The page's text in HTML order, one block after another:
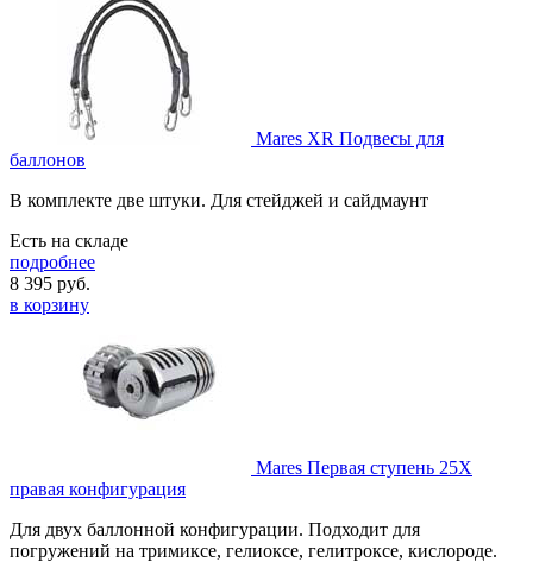
Mares XR Подвесы для
баллонов
В комплекте две штуки. Для стейджей и сайдмаунт
Есть на складе
подробнее
8 395 руб.
в корзину
Mares Первая ступень 25X
правая конфигурация
Для двух баллонной конфигурации. Подходит для
погружений на тримиксе, гелиоксе, гелитроксе, кислороде.